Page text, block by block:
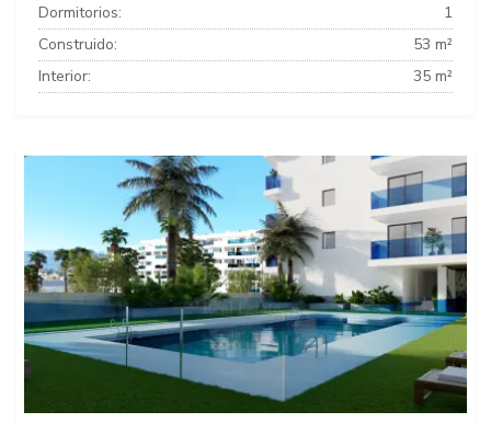
Dormitorios:
1
Construido:
53 m²
Interior:
35 m²